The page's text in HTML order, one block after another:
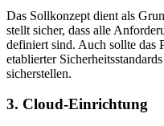
Das Sollkonzept dient als
stellt sicher, dass alle
definiert sind. Auch sollte das
etablierter
sicherstellen.
3. Cloud-Einrichtung